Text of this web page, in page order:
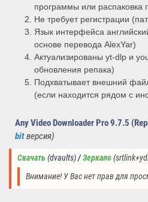
программы или распаковка
Не требует регистрации
Язык интерфейса
основе перевода AlexYar)
Актуализированы yt-dlp и
обновления репака)
Подхватывает внешний
(если находится рядом с
Any Video Downloader Pro 9.7.5
bitверсия)
Скачать (dvaults)/ Зеркало(
Внимание! У Вас нет прав для